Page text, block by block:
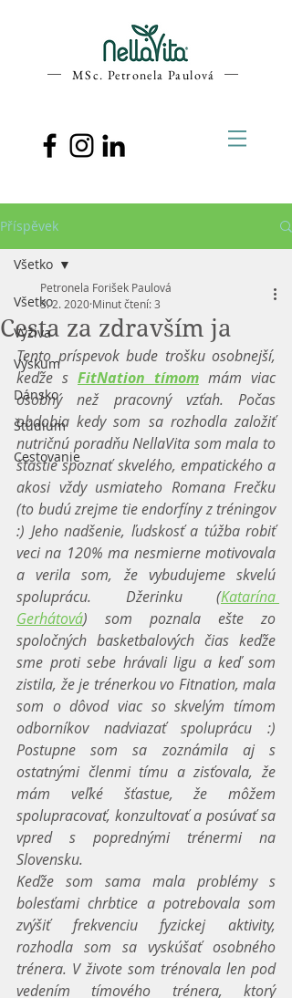
MSc. Petronela Paulová
Příspěvek
Všetko
Výživa
Výskum
Dánsko
Štúdium
Cestovanie
Všetko
Cesta za zdravším ja
Petronela Forišek Paulová
3. 2. 2020 Minut čtení: 3
Tento príspevok bude trošku osobnejší,
keďže s FitNation tímom mám viac
osobný než pracovný vzťah. Počas
obdobia kedy som sa rozhodla založiť
nutričnú poradňu NellaVita som mala to
šťastie spoznať skvelého, empatického a
akosi vždy usmiateho Romana Frečku
(to budú zrejme tie endorfíny z tréningov
:) Jeho nadšenie, ľudskosť a túžba robiť
veci na 120% ma nesmierne motivovala
a verila som, že vybudujeme skvelú
spoluprácu. Džerinku (Katarína
Gerhátová) som poznala ešte zo
spoločných basketbalových čias keďže
sme proti sebe hrávali ligu a keď som
zistila, že je trénerkou vo Fitnation, mala
som o dôvod viac so skvelým tímom
odborníkov nadviazať spoluprácu :)
Postupne som sa zoznámila aj s
ostatnými členmi tímu a zisťovala, že
mám veľké šťastue, že môžem
spolupracovať, konzultovať a posúvať sa
vpred s poprednými trénermi na
Slovensku.
Keďže som sama mala problémy s
bolesťami chrbtice a potrebovala som
zvýšiť frekvenciu fyzickej aktivity,
rozhodla som sa vyskúšať osobného
trénera. V živote som trénovala len pod
vedením tímového trénera, ktorý